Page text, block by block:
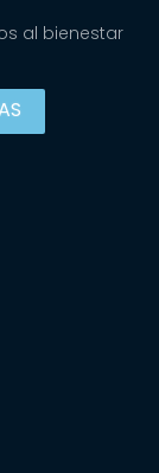
al bienestar